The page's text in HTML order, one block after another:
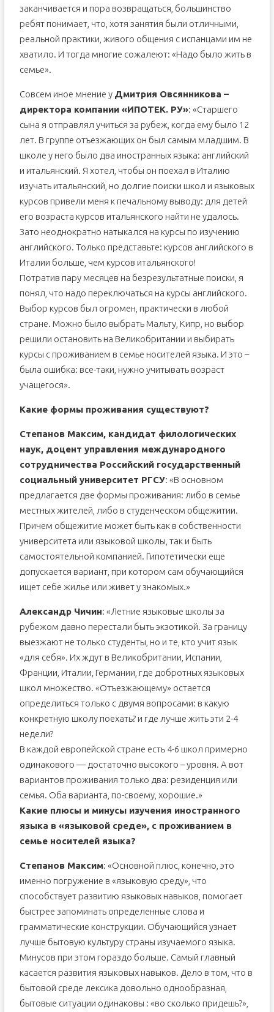
заканчивается и пора возвращаться, большинство
ребят понимает, что, хотя занятия были отличными,
реальной практики, живого общения с испанцами им не
хватило. И тогда многие сожалеют: «Надо было жить в
семье».
Совсем иное мнение у Дмитрия Овсянникова –
директора компании «ИПОТЕК. РУ»: «Старшего
сына я отправлял учиться за рубеж, когда ему было 12
лет. В группе отъезжающих он был самым младшим. В
школе у него было два иностранных языка: английский
и итальянский. Я хотел, чтобы он поехал в Италию
изучать итальянский, но долгие поиски школ и языковых
курсов привели меня к печальному выводу: для детей
его возраста курсов итальянского найти не удалось.
Зато неоднократно натыкался на курсы по изучению
английского. Только представьте: курсов английского в
Италии больше, чем курсов итальянского!
Потратив пару месяцев на безрезультатные поиски, я
понял, что надо переключаться на курсы английского.
Выбор курсов был огромен, практически в любой
стране. Можно было выбрать Мальту, Кипр, но выбор
решили остановить на Великобритании и выбирать
курсы с проживанием в семье носителей языка. И это –
была ошибка: все-таки, нужно учитывать возраст
учащегося».
Какие формы проживания существуют?
Степанов Максим, кандидат филологических
наук, доцент управления международного
сотрудничества Российский государственный
социальный университет РГСУ: «В основном
предлагается две формы проживания: либо в семье
местных жителей, либо в студенческом общежитии.
Причем общежитие может быть как в собственности
университета или языковой школы, так и быть
самостоятельной компанией. Гипотетически еще
допускается вариант, при котором сам обучающийся
ищет себе жилье или живет у знакомых.»
Александр Чичин: «Летние языковые школы за
рубежом давно перестали быть экзотикой. За границу
выезжают не только студенты, но и те, кто учит язык
«для себя». Их ждут в Великобритании, Испании,
Франции, Италии, Германии, где добротных языковых
школ множество. «Отъезжающему» остается
определиться только с двумя вопросами: в какую
конкретную школу поехать? и где лучше жить эти 2-4
недели?
В каждой европейской стране есть 4-6 школ примерно
одинакового — достаточно высокого – уровня. А вот
вариантов проживания только два: резиденция или
семья. Оба варианта, по-своему, хорошие.»
Какие плюсы и минусы изучения иностранного
языка в «языковой среде», с проживанием в
семье носителей языка?
Степанов Максим: «Основной плюс, конечно, это
именно погружение в «языковую среду», что
способствует развитию языковых навыков, помогает
быстрее запоминать определенные слова и
грамматические конструкции. Обучающийся узнает
лучше бытовую культуру страны изучаемого языка.
Минусов при этом гораздо больше. Самый главный
касается развития языковых навыков. Дело в том, что в
бытовой среде лексика довольно однообразная,
бытовые ситуации одинаковы : «во сколько придешь?»,